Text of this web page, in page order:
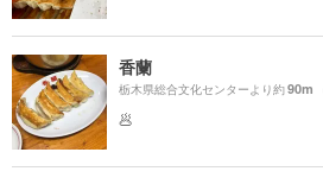
香蘭
栃木県総合文化センターより約90m
🥟